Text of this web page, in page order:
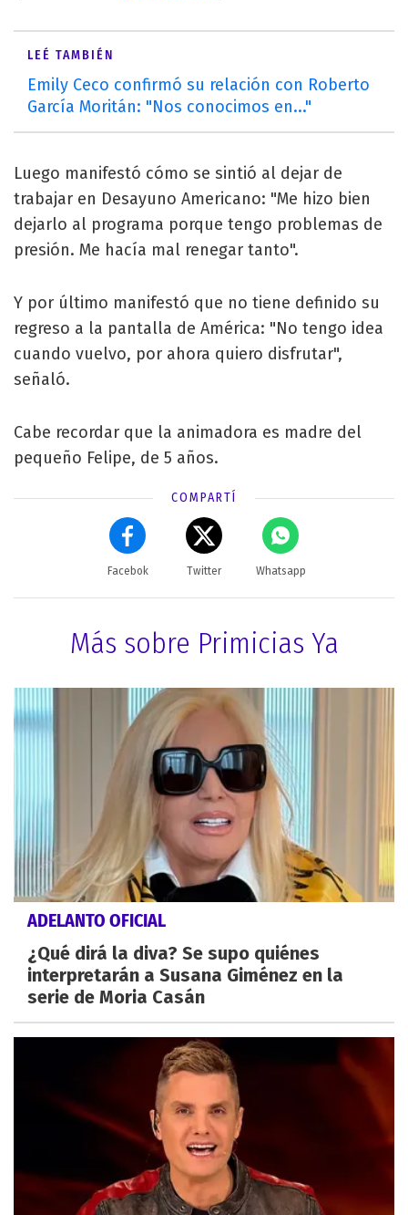
LEÉ TAMBIÉN
Emily Ceco confirmó su relación con Roberto
García Moritán: "Nos conocimos en..."
Luego manifestó cómo se sintió al dejar de
trabajar en Desayuno Americano: "Me hizo bien
dejarlo al programa porque tengo problemas de
presión. Me hacía mal renegar tanto".
Y por último manifestó que no tiene definido su
regreso a la pantalla de América: "No tengo idea
cuando vuelvo, por ahora quiero disfrutar",
señaló.
Cabe recordar que la animadora es madre del
pequeño Felipe, de 5 años.
COMPARTÍ
Facebok Twitter Whatsapp
Más sobre Primicias Ya
ADELANTO OFICIAL
¿Qué dirá la diva? Se supo quiénes
interpretarán a Susana Giménez en la
serie de Moria Casán